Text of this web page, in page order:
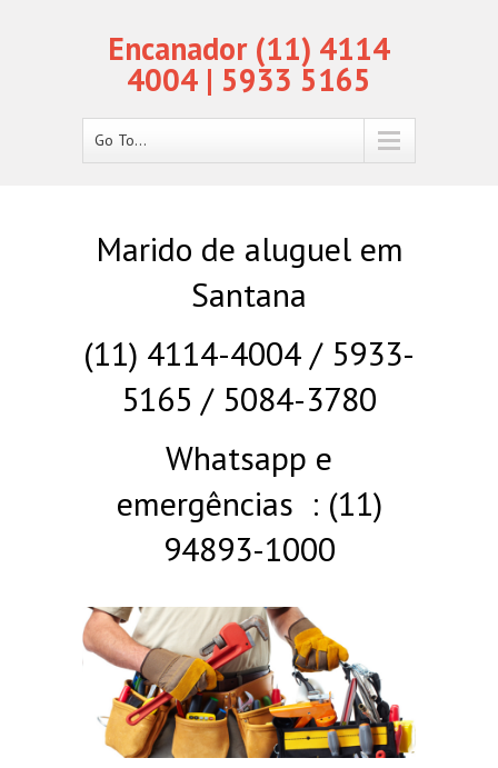
Encanador (11) 4114
4004 | 5933 5165
Go To...
Marido de aluguel em
Santana
(11) 4114-4004 / 5933-
5165 / 5084-3780
Whatsapp e
emergências : (11)
94893-1000